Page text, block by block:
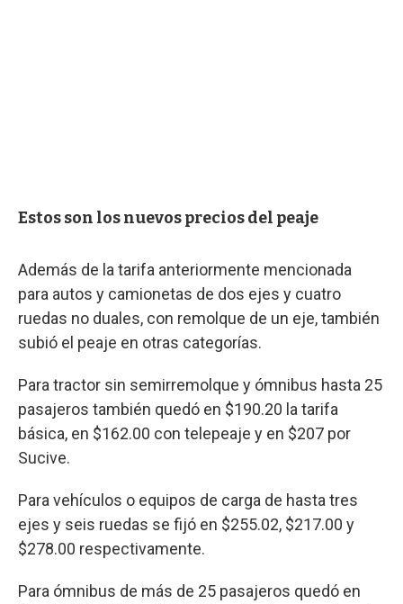
Estos son los nuevos precios del peaje
Además de la tarifa anteriormente mencionada
para autos y camionetas de dos ejes y cuatro
ruedas no duales, con remolque de un eje, también
subió el peaje en otras categorías.
Para tractor sin semirremolque y ómnibus hasta 25
pasajeros también quedó en $190.20 la tarifa
básica, en $162.00 con telepeaje y en $207 por
Sucive.
Para vehículos o equipos de carga de hasta tres
ejes y seis ruedas se fijó en $255.02, $217.00 y
$278.00 respectivamente.
Para ómnibus de más de 25 pasajeros quedó en